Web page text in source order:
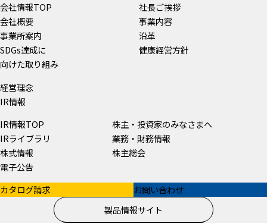
会社情報TOP
社長ご挨拶
会社概要
事業内容
事業所案内
沿革
SDGs達成に
向けた取り組み
健康経営方針
経営理念
IR情報
IR情報TOP
株主・投資家のみなさまへ
IRライブラリ
業務・財務情報
株式情報
株主総会
電子公告
カタログ請求
お問い合わせ
製品情報サイト